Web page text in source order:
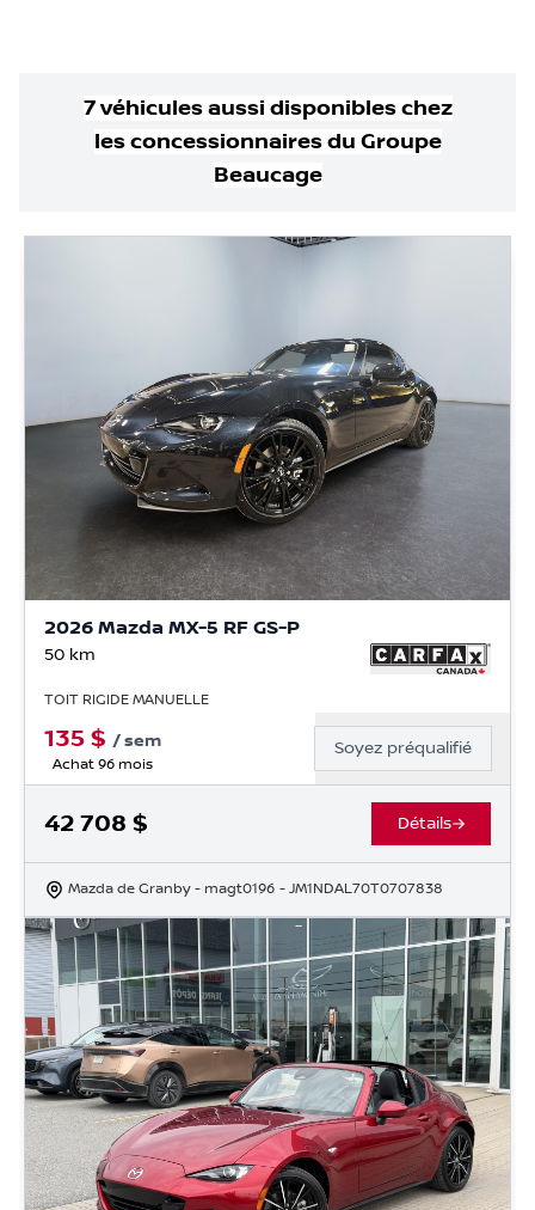
7véhicules aussi disponibles chez
les concessionnaires du Groupe
Beaucage
2026 Mazda MX-5 RF GS-P
50 km
TOIT RIGIDE MANUELLE
135 $ /sem
Achat 96 mois
Soyez préqualifié
42 708 $ Détails
Mazda de Granby - magt0196 - JM1NDAL70T0707838